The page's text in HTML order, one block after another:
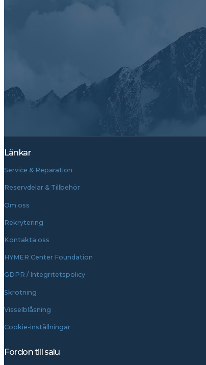
Länkar
Service & Reparation
Reservdelar & Tillbehör
Om oss
Rekrytering
Kontakta oss
HYMER Center Foundation
GDPR / Integritetspolicy
Skrotning
Visselblåsning
Cookie-inställningar
Fordon till salu